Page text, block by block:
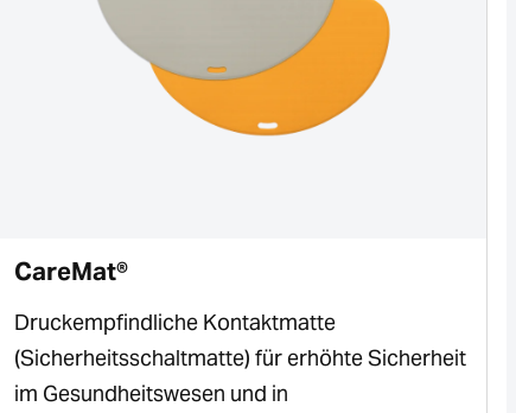
CareMat®
Druckempfindliche Kontaktmatte
(Sicherheitsschaltmatte) für erhöhte Sicherheit
im Gesundheitswesen und in